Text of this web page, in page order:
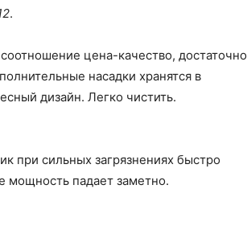
.
цена-качество, достаточно
насадки хранятся в
дизайн. Легко чистить.
при сильных загрязнениях быстро
мощность падает заметно.